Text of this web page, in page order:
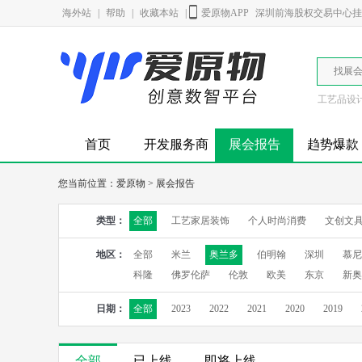
海外站 帮助 收藏本站 爱原物APP 深圳前海股权交易中心
找展
工艺品设
首页 开发服务商 展会报告 趋势爆款
您当前位置： 爱原物 > 展会报告
类型： 全部 工艺家居装饰 个人时尚消费 文创文
地区： 全部 米兰 奥兰多 伯明翰 深圳 慕
科隆
佛罗伦萨 伦敦 欧美 东京 新
日期： 全部 2023 2022 2021 2020 2019